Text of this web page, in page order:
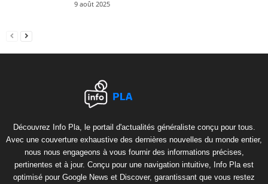
9 août 2025
Découvrez Info Pla, le portail d'actualités généraliste conçu pour tous.
Avec une couverture exhaustive des dernières nouvelles du monde entier,
nous nous engageons à vous fournir des informations précises,
pertinentes et à jour. Conçu pour une navigation intuitive, Info Pla est
optimisé pour Google News et Discover, garantissant que vous restez